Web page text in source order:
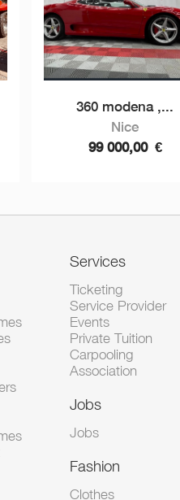
360 modena ,...
Nice
99 000,00 €
Services
Ticketing
Service Provider
Events
Private Tuition
Carpooling
Association
Jobs
Jobs
Fashion
Clothes